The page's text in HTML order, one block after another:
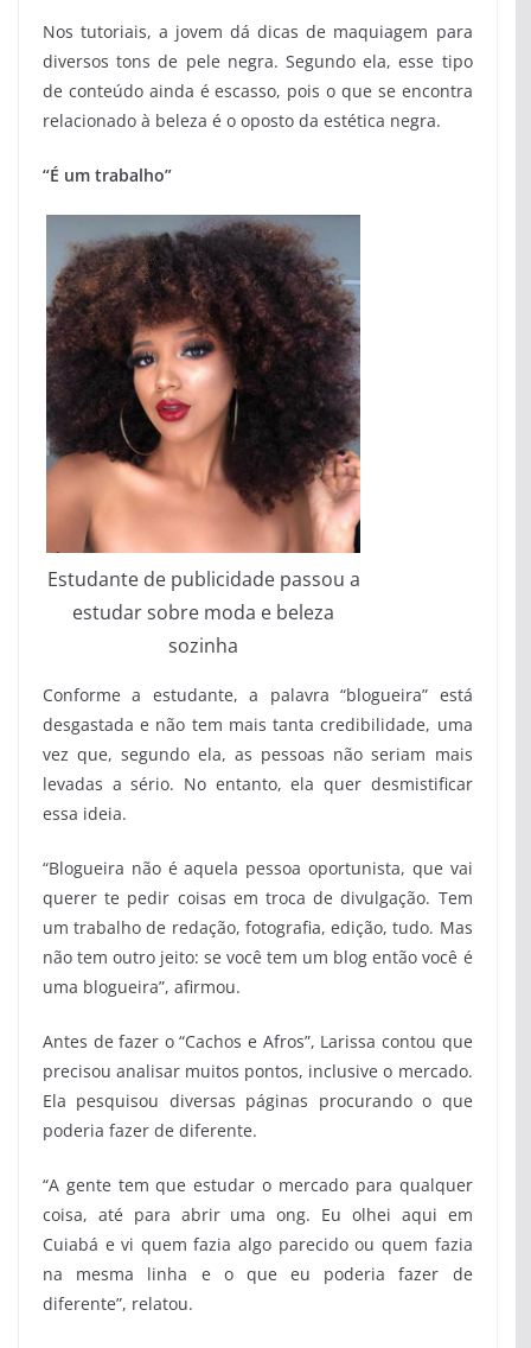
Nos tutoriais, a jovem dá dicas de maquiagem para
diversos tons de pele negra. Segundo ela, esse tipo
de conteúdo ainda é escasso, pois o que se encontra
relacionado à beleza é o oposto da estética negra.
“É um trabalho”
Estudante de publicidade passou a
estudar sobre moda e beleza
sozinha
Conforme a estudante, a palavra “blogueira” está
desgastada e não tem mais tanta credibilidade, uma
vez que, segundo ela, as pessoas não seriam mais
levadas a sério. No entanto, ela quer desmistificar
essa ideia.
“Blogueira não é aquela pessoa oportunista, que vai
querer te pedir coisas em troca de divulgação. Tem
um trabalho de redação, fotografia, edição, tudo. Mas
não tem outro jeito: se você tem um blog então você é
uma blogueira”, afirmou.
Antes de fazer o “Cachos e Afros”, Larissa contou que
precisou analisar muitos pontos, inclusive o mercado.
Ela pesquisou diversas páginas procurando o que
poderia fazer de diferente.
“A gente tem que estudar o mercado para qualquer
coisa, até para abrir uma ong. Eu olhei aqui em
Cuiabá e vi quem fazia algo parecido ou quem fazia
na mesma linha e o que eu poderia fazer de
diferente”, relatou.